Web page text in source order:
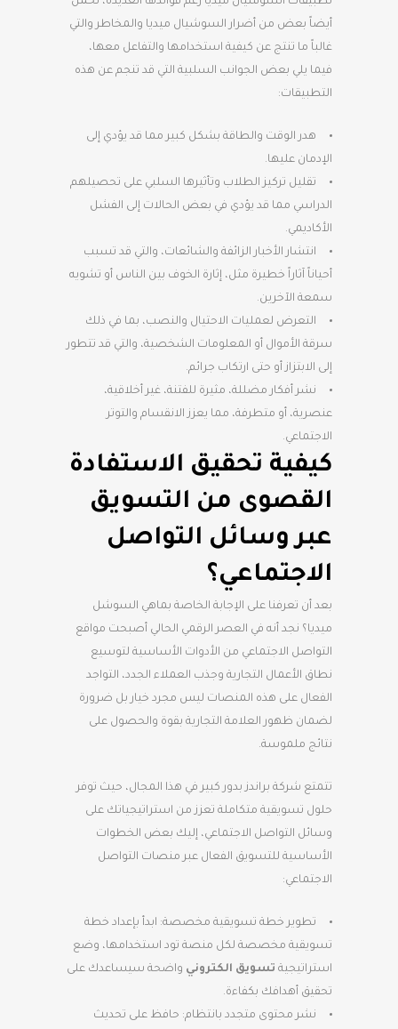
أيضاً بعض من أضرار السوشيال ميديا والمخاطر والتي
غالباً ما تنتج عن كيفية استخدامها والتفاعل معها،
فيما يلي بعض الجوانب السلبية التي قد تنجم عن هذه
التطبيقات:
هدر الوقت والطاقة بشكل كبير مما قد يؤدي إلى
الإدمان عليها.
تقليل تركيز الطلاب وتأثيرها السلبي على تحصيلهم
الدراسي مما قد يؤدي في بعض الحالات إلى الفشل
الأكاديمي.
انتشار الأخبار الزائفة والشائعات، والتي قد تسبب
أحياناً آثاراً خطيرة مثل، إثارة الخوف بين الناس أو تشويه
سمعة الآخرين.
التعرض لعمليات الاحتيال والنصب، بما في ذلك
سرقة الأموال أو المعلومات الشخصية، والتي قد تتطور
إلى الابتزاز أو حتى ارتكاب جرائم.
نشر أفكار مضللة، مثيرة للفتنة، غير أخلاقية،
عنصرية، أو متطرفة، مما يعزز الانقسام والتوتر
الاجتماعي.
كيفية تحقيق الاستفادة
القصوى من التسويق
عبر وسائل التواصل
الاجتماعي؟
بعد أن تعرفنا على الإجابة الخاصة بماهي السوشل
ميديا؟ نجد أنه في العصر الرقمي الحالي أصبحت مواقع
التواصل الاجتماعي من الأدوات الأساسية لتوسيع
نطاق الأعمال التجارية وجذب العملاء الجدد، التواجد
الفعال على هذه المنصات ليس مجرد خيار بل ضرورة
لضمان ظهور العلامة التجارية بقوة والحصول على
نتائج ملموسة.
تتمتع شركة براندز بدور كبير في هذا المجال، حيث توفر
حلول تسويقية متكاملة تعزز من استراتيجياتك على
وسائل التواصل الاجتماعي، إليك بعض الخطوات
الأساسية للتسويق الفعال عبر منصات التواصل
الاجتماعي:
تطوير خطة تسويقية مخصصة: ابدأ بإعداد خطة
تسويقية مخصصة لكل منصة تود استخدامها، وضع
استراتيجية تسويق الكتروني واضحة سيساعدك على
تحقيق أهدافك بكفاءة.
نشر محتوى متجدد بانتظام: حافظ على تحديث